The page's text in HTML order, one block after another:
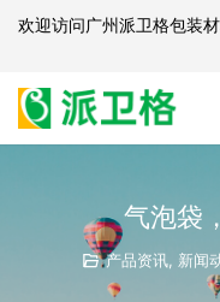
气泡袋
产品资讯 新闻
欢迎访问广州派卫格包装